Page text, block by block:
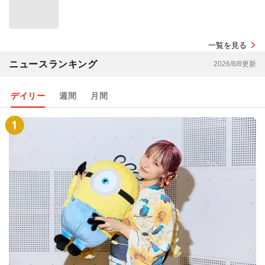
一覧を見る
ニュースランキング 2026/8/8更新
デイリー 週間 月間